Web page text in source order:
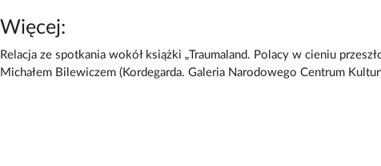
Więcej:
Relacja ze spotkania wokół książki „Traumaland. Polacy w cieniu
Michałem Bilewiczem (Kordegarda. Galeria Narodowego Centrum